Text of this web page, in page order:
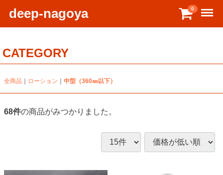
0
deep-nagoya Menu
CATEGORY
全商品 ローション 中型（360㎜以下）
68件の商品がみつかりました。